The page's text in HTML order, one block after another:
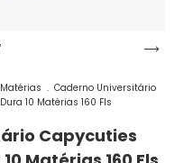
Matérias . Caderno Universitário
10 Matérias 160 Fls
Capycuties